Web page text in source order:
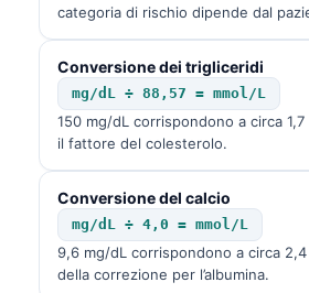
categoria di rischio dipende dal
Conversione dei trigliceridi
mg/dL ÷ 88,57 = mmol/L
150 mg/dL corrispondono a circa
il fattore del colesterolo.
Conversione del calcio
mg/dL ÷ 4,0 = mmol/L
9,6 mg/dL corrispondono a circa
della correzione per l’albumina.